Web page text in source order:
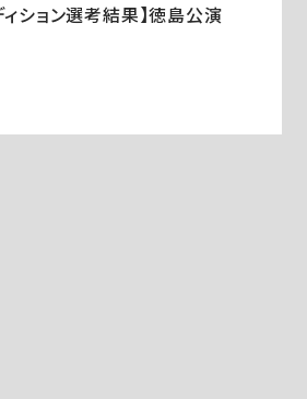
ィション選考結果】徳島公演